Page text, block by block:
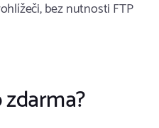
bez nutnosti FTP